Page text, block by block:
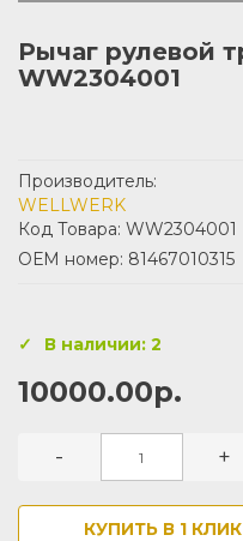
Рычаг рулевой
WW2304001
Производитель:
WELLWERK
Код Товара: WW2304001
ОЕМ номер: 81467010315
В наличии: 2
10000.00р.
- +
КУПИТЬ В 1 КЛИК